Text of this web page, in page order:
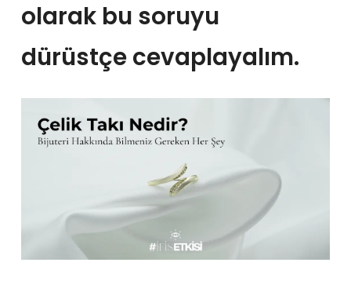
olarak bu soruyu
dürüstçe cevaplayalım.